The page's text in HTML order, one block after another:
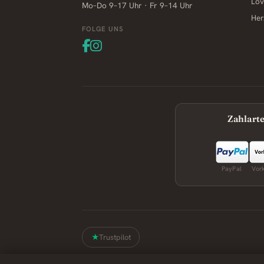
Mo–Do 9–17 Uhr · Fr 9–14 Uhr
FOLGE UNS
PayPal
Trustpilot